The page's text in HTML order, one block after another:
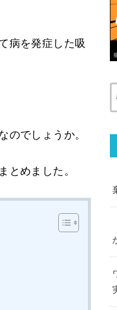
病を発症した吸
のでしょうか。
とめました。